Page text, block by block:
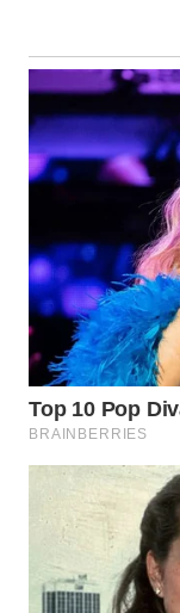
WN
TAPANULI
SELATAN
WN
TANJUNG
WN
KARO
WN
SIMALUNGUN
LABUHANBATU
TAPANULI
TENGAH